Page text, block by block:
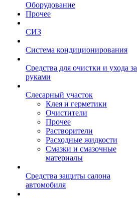
Оборудование
Прочее
СИЗ
Система кондиционирования
Средства для очистки и ухода за
руками
Слесарный участок
Клея и герметики
Очистители
Прочее
Растворители
Расходные жидкости
Смазки и смазочные
материалы
Средства защиты салона
автомобиля